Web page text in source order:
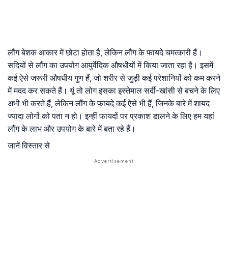
लौंग बेशक आकार में छोटा होता है, लेकिन लौंग के फायदे चमत्कारी हैं।
सदियों से लौंग का उपयोग आयुर्वेदिक औषधीयों में किया जाता रहा है। इसमें
कई ऐसे जरूरी औषधीय गुण हैं, जो शरीर से जुड़ी कई परेशानियों को कम करने
में मदद कर सकते हैं। यूं तो लोग इसका इस्तेमाल सर्दी-खांसी से बचने के लिए
अभी भी करते हैं, लेकिन लौंग के फायदे कई ऐसे भी हैं, जिनके बारे में शायद
ज्यादा लोगों को पता न हो। इन्हीं फायदों पर प्रकाश डालने के लिए हम यहां
लौंग के लाभ और उपयोग के बारे में बता रहे हैं।
जानें विस्तार से